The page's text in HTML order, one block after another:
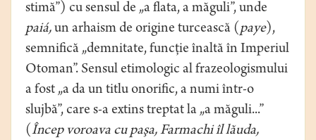
stimă”) cu sensul de „a flata, a măguli”, unde
paiá,un arhaism de origine turcească (paye),
semnifică „demnitate, funcţie înaltă în Imperiul
Otoman”. Sensul etimologic al frazeologismului
a fost „a da un titlu onorific, a numi într-o
slujbă”, care s-a extins treptat la „a măguli...”
(Încep voroava cu paşa, Farmachi îl lăuda,